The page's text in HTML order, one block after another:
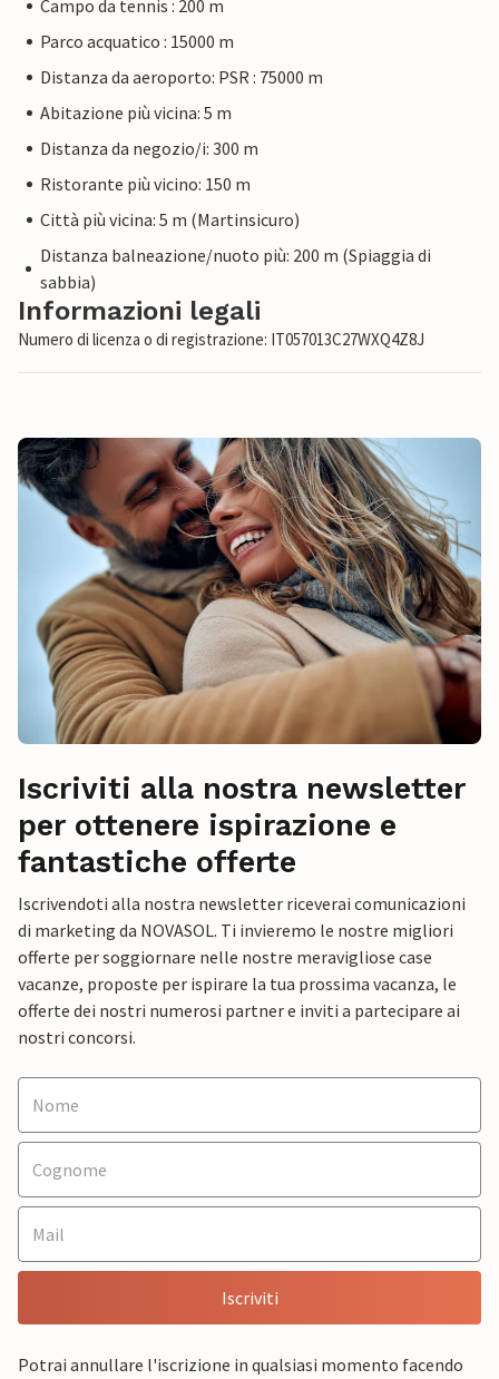
Campo da tennis : 200 m
Parco acquatico : 15000 m
Distanza da aeroporto: PSR : 75000 m
Abitazione più vicina: 5 m
Distanza da negozio/i: 300 m
Ristorante più vicino: 150 m
Città più vicina: 5 m (Martinsicuro)
Distanza balneazione/nuoto più: 200 m (Spiaggia di
sabbia)
Informazioni legali
Numero di licenza o di registrazione: IT057013C27WXQ4Z8J
Iscriviti alla nostra newsletter
per ottenere ispirazione e
fantastiche offerte
Iscrivendoti alla nostra newsletter riceverai comunicazioni
di marketing da NOVASOL. Ti invieremo le nostre migliori
offerte per soggiornare nelle nostre meravigliose case
vacanze, proposte per ispirare la tua prossima vacanza, le
offerte dei nostri numerosi partner e inviti a partecipare ai
nostri concorsi.
Iscriviti
Potrai annullare l'iscrizione in qualsiasi momento facendo